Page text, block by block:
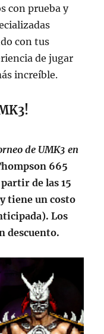
con prueba y
con tus
de jugar
increíble.
de UMK3 en
665
de las 15
tiene un costo
Los
descuento.